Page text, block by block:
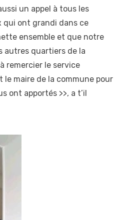
un appel à tous les
ont grandi dans ce
ensemble et que notre
autres quartiers de la
remercier le service
maire de la commune pour
ont apportés >>, a t’il